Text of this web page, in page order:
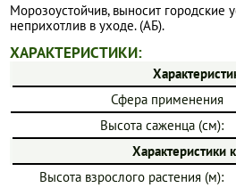
Морозоустойчив, выносит городские
неприхотлив в уходе. (АБ).
ХАРАКТЕРИСТИКИ:
Сфера применения
Высота саженца (см):
Характеристики
Высота взрослого растения (м):